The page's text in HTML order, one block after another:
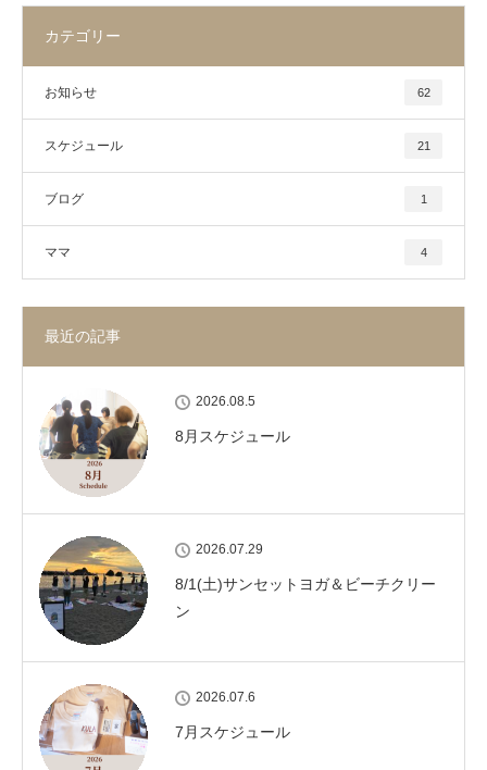
カテゴリー
お知らせ 62
スケジュール 21
ブログ 1
ママ 4
最近の記事
2026.08.5
8月スケジュール
2026.07.29
8/1(土)サンセットヨガ＆ビーチクリー
ン
2026.07.6
7月スケジュール